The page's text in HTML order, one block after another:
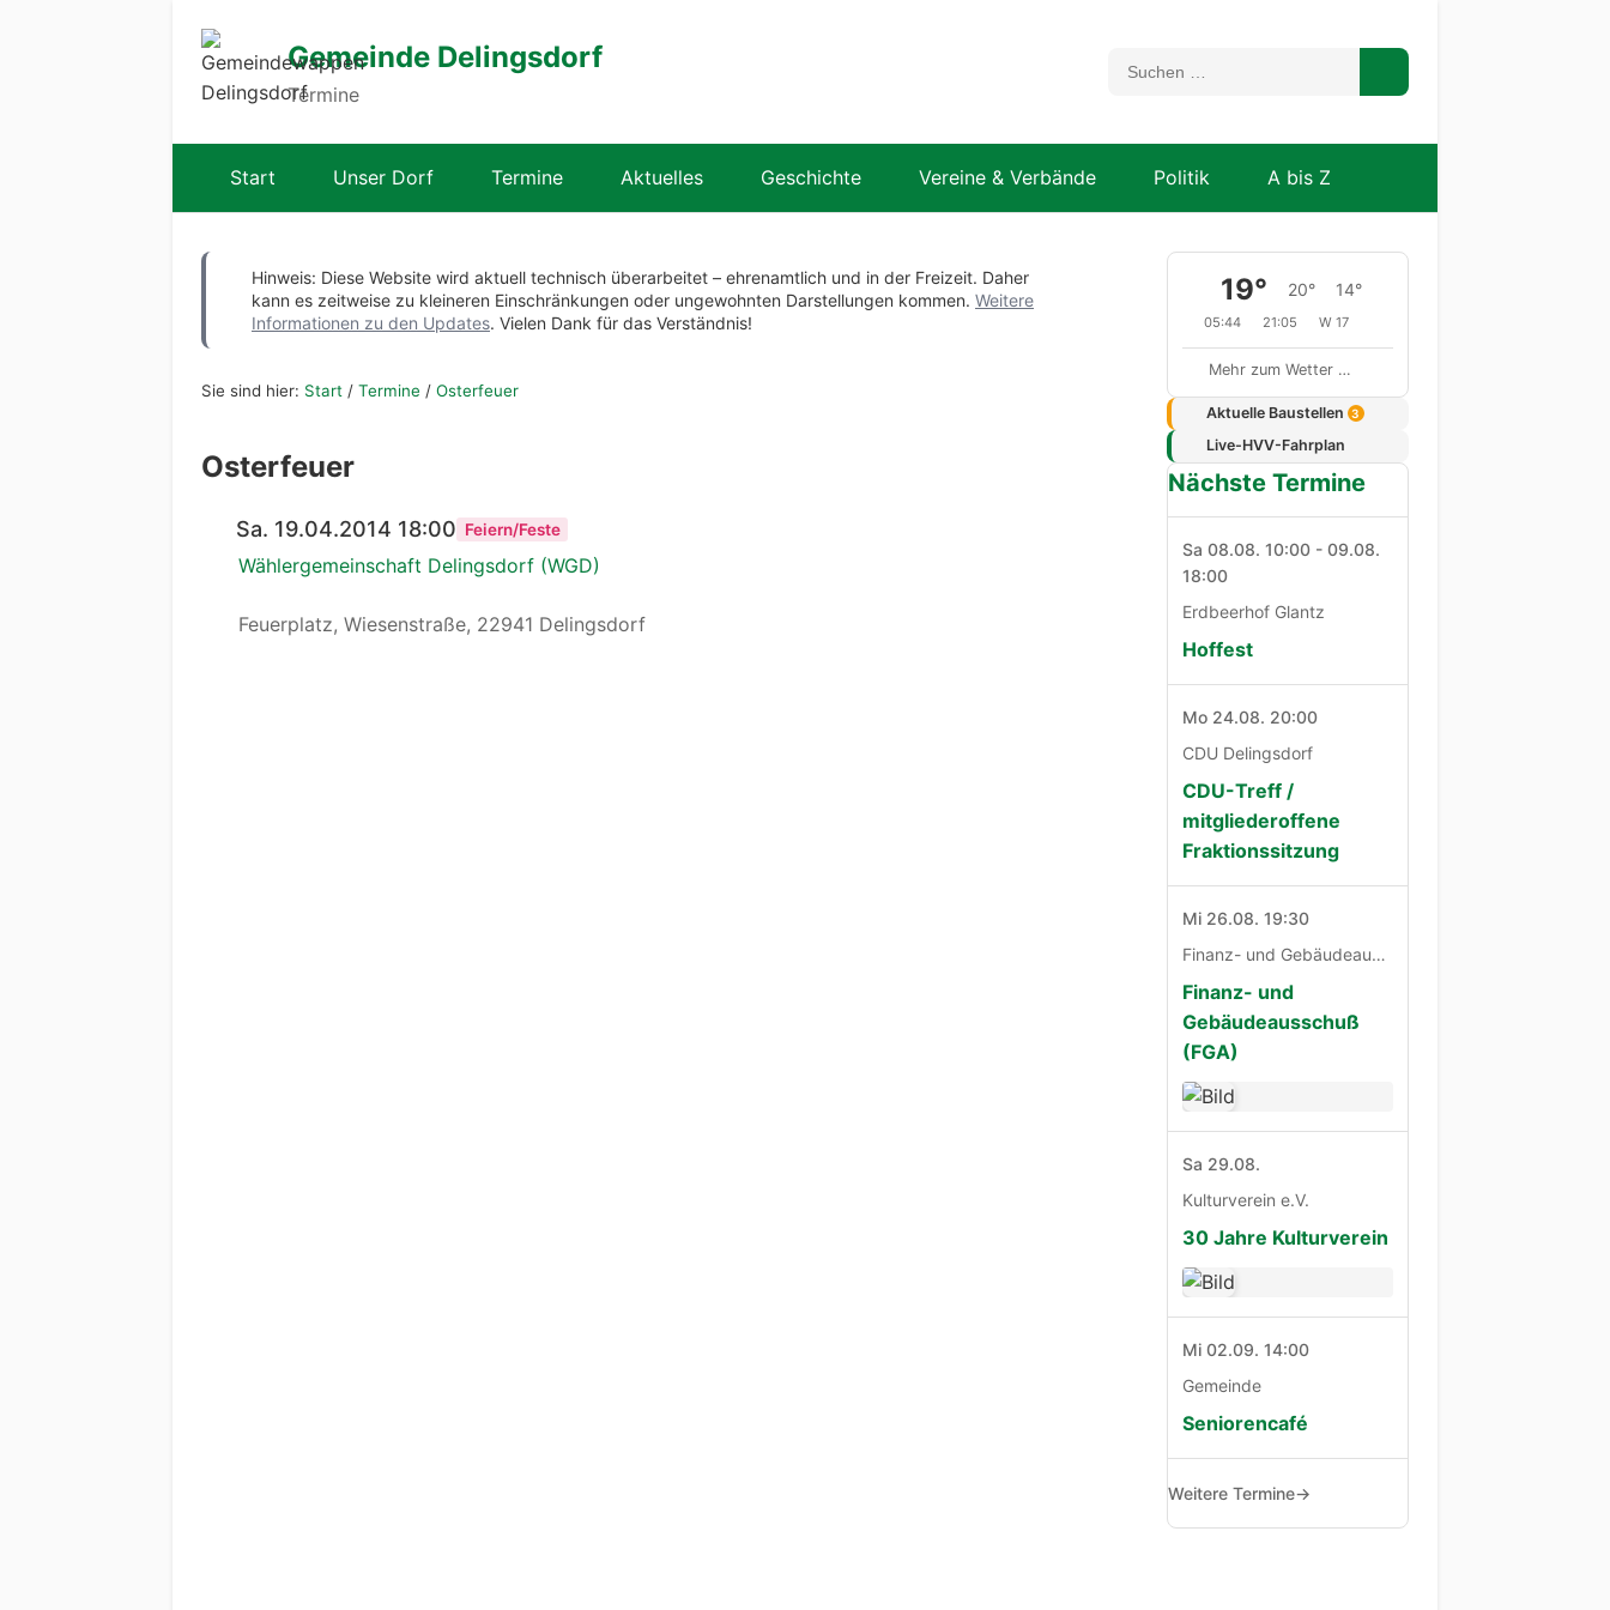
Gemeinde Delingsdorf
Termine
Start Unser Dorf Termine Aktuelles Geschichte Vereine & Verbände Politik A bis Z
Hinweis: Diese Website wird aktuell technisch überarbeitet – ehrenamtlich und in der Freizeit. Daher
kann es zeitweise zu kleineren Einschränkungen oder ungewohnten Darstellungen kommen. Weitere
Informationen zu den Updates. Vielen Dank für das Verständnis!
Sie sind hier: Start / Termine / Osterfeuer
Osterfeuer
Sa. 19.04.2014 18:00 Feiern/Feste
Wählergemeinschaft Delingsdorf (WGD)
Feuerplatz, Wiesenstraße, 22941 Delingsdorf
19° 20° 14°
05:44 21:05 W 17
Mehr zum Wetter …
Aktuelle Baustellen 3
Live-HVV-Fahrplan
Nächste Termine
Sa 08.08. 10:00 - 09.08.
18:00
Erdbeerhof Glantz
Hoffest
Mo 24.08. 20:00
CDU Delingsdorf
CDU-Treff /
mitgliederoffene
Fraktionssitzung
Mi 26.08. 19:30
Finanz- und Gebäudeausschuß
Finanz- und
Gebäudeausschuß
(FGA)
Sa 29.08.
Kulturverein e.V.
30 Jahre Kulturverein
Mi 02.09. 14:00
Gemeinde
Seniorencafé
Weitere Termine→